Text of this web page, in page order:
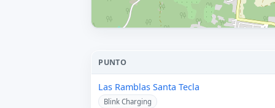
PUNTO
Las Ramblas Santa Tecla
Blink Charging